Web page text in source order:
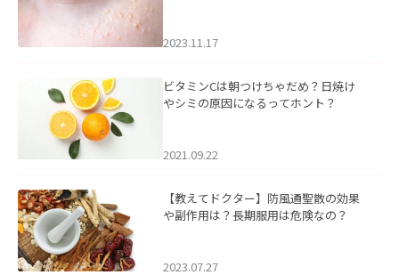
2023.11.17
ビタミンCは朝つけちゃだめ？日焼け
やシミの原因になるってホント？
2021.09.22
【教えてドクター】防風通聖散の効果
や副作用は？長期服用は危険なの？
2023.07.27